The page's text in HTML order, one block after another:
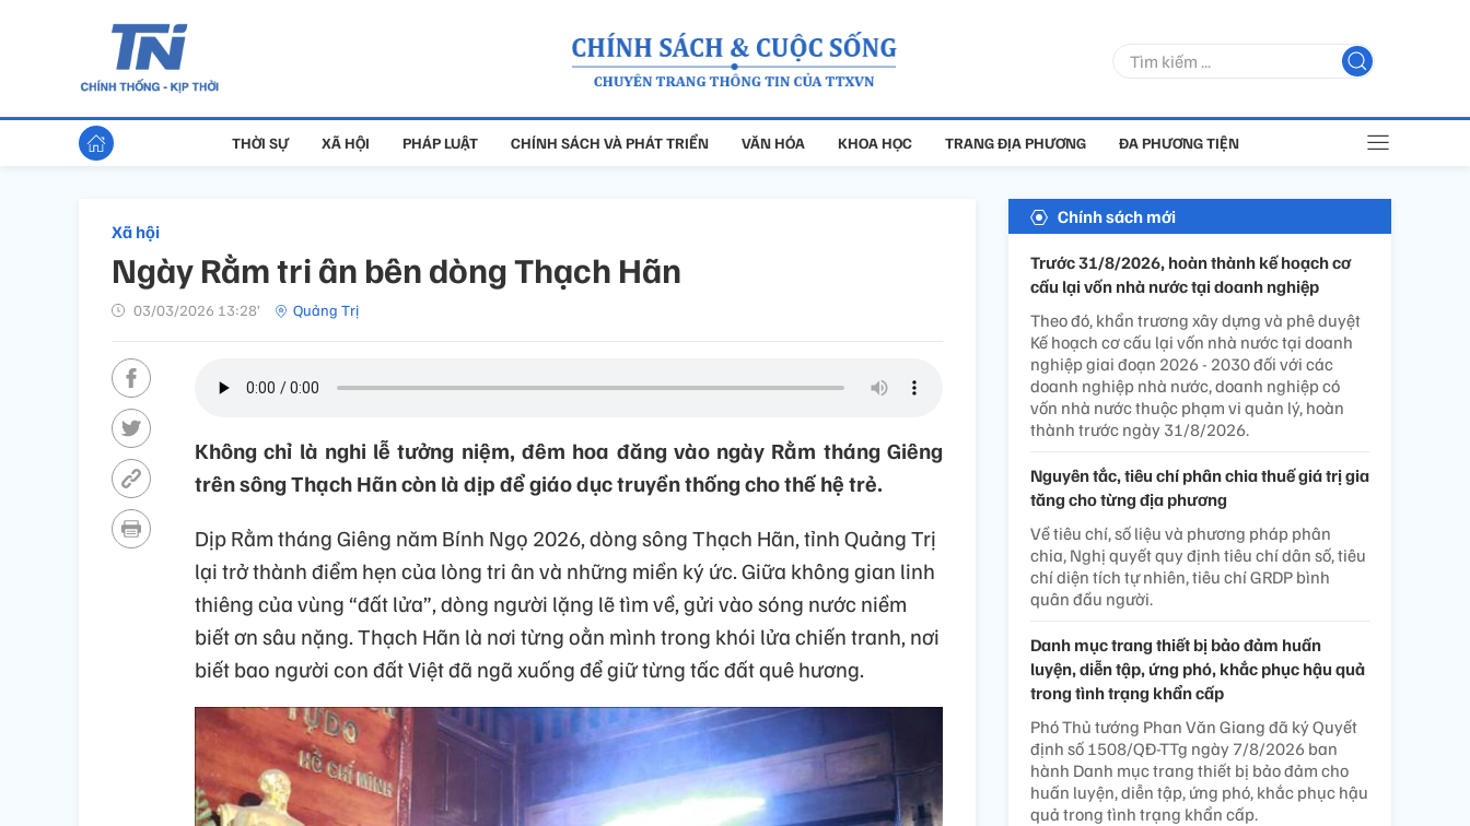
THỜI SỰ XÃ HỘI PHÁP LUẬT CHÍNH SÁCH VÀ PHÁT TRIỂN VĂN HÓA KHOA HỌC TRANG ĐỊA PHƯƠNG ĐA PHƯƠNG TIỆN
Xã hội
Ngày Rằm tri ân bên dòng Thạch Hãn
03/03/2026 13:28’ Quảng Trị
Không chỉ là nghi lễ tưởng niệm, đêm hoa đăng vào ngày Rằm tháng Giêng
trên sông Thạch Hãn còn là dịp để giáo dục truyền thống cho thế hệ trẻ.
Dịp Rằm tháng Giêng năm Bính Ngọ 2026, dòng sông Thạch Hãn, tỉnh Quảng Trị
lại trở thành điểm hẹn của lòng tri ân và những miền ký ức. Giữa không gian linh
thiêng của vùng “đất lửa”, dòng người lặng lẽ tìm về, gửi vào sóng nước niềm
biết ơn sâu nặng. Thạch Hãn là nơi từng oằn mình trong khói lửa chiến tranh, nơi
biết bao người con đất Việt đã ngã xuống để giữ từng tấc đất quê hương.
Chính sách mới
Trước 31/8/2026, hoàn thành kế hoạch cơ
cấu lại vốn nhà nước tại doanh nghiệp
Theo đó, khẩn trương xây dựng và phê duyệt
Kế hoạch cơ cấu lại vốn nhà nước tại doanh
nghiệp giai đoạn 2026 - 2030 đối với các
doanh nghiệp nhà nước, doanh nghiệp có
vốn nhà nước thuộc phạm vi quản lý, hoàn
thành trước ngày 31/8/2026.
Nguyên tắc, tiêu chí phân chia thuế giá trị gia
tăng cho từng địa phương
Về tiêu chí, số liệu và phương pháp phân
chia, Nghị quyết quy định tiêu chí dân số, tiêu
chí diện tích tự nhiên, tiêu chí GRDP bình
quân đầu người.
Danh mục trang thiết bị bảo đảm huấn
luyện, diễn tập, ứng phó, khắc phục hậu quả
trong tình trạng khẩn cấp
Phó Thủ tướng Phan Văn Giang đã ký Quyết
định số 1508/QĐ-TTg ngày 7/8/2026 ban
hành Danh mục trang thiết bị bảo đảm cho
huấn luyện, diễn tập, ứng phó, khắc phục hậu
quả trong tình trạng khẩn cấp.